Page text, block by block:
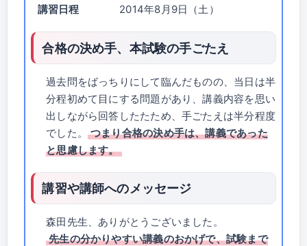
講習日程
2014年8月9日（土）
合格の決め手、本試験の手ごたえ
過去問をばっちりにして臨んだものの、当日は半
分程初めて目にする問題があり、講義内容を思い
出しながら回答したたため、手ごたえは半分程度
でした。
つまり合格の決め手は、講義であった
と思慮します。
講習や講師へのメッセージ
森田先生、ありがとうございました。
先生の分かりやすい講義のおかげで、試験まで